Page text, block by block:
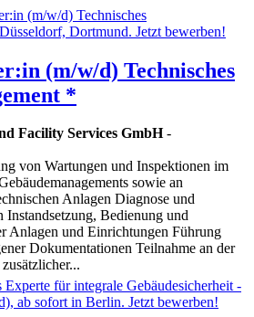
(m/w/d) Technisches
*
Facility Services GmbH-
von Wartungen und Inspektionen im
sowie an
Anlagen Diagnose und
Instandsetzung, Bedienung und
Anlagen und Einrichtungen Führung
Dokumentationen Teilnahme an der